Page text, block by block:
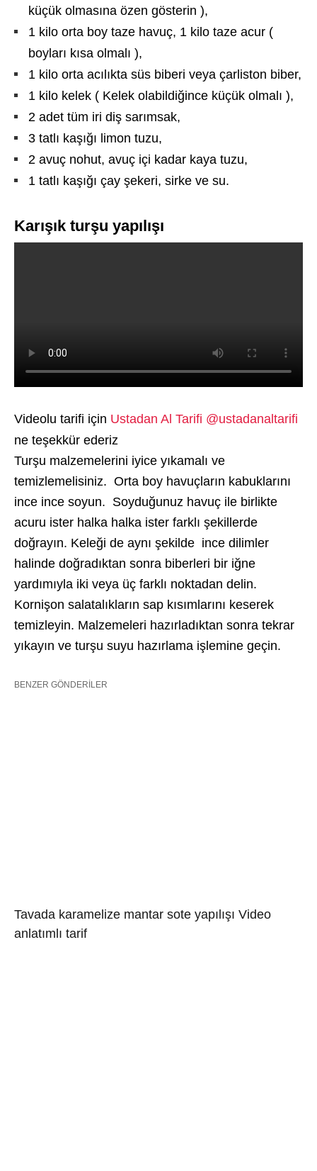
küçük olmasına özen gösterin ),
1 kilo orta boy taze havuç, 1 kilo taze acur (
boyları kısa olmalı ),
1 kilo orta acılıkta süs biberi veya çarliston biber,
1 kilo kelek ( Kelek olabildiğince küçük olmalı ),
2 adet tüm iri diş sarımsak,
3 tatlı kaşığı limon tuzu,
2 avuç nohut, avuç içi kadar kaya tuzu,
1 tatlı kaşığı çay şekeri, sirke ve su.
Karışık turşu yapılışı
Videolu tarifi için Ustadan Al Tarifi @ustadanaltarifi
ne teşekkür ederiz
Turşu malzemelerini iyice yıkamalı ve
temizlemelisiniz. Orta boy havuçların kabuklarını
ince ince soyun. Soyduğunuz havuç ile birlikte
acuru ister halka halka ister farklı şekillerde
doğrayın. Keleği de aynı şekilde ince dilimler
halinde doğradıktan sonra biberleri bir iğne
yardımıyla iki veya üç farklı noktadan delin.
Kornişon salatalıkların sap kısımlarını keserek
temizleyin. Malzemeleri hazırladıktan sonra tekrar
yıkayın ve turşu suyu hazırlama işlemine geçin.
BENZER GÖNDERILER
Tavada karamelize mantar sote yapılışı Video
anlatımlı tarif